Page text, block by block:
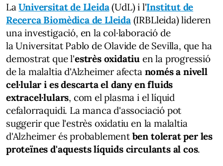
La Universitat de Lleida(UdL) i l'Institut de
Recerca Biomèdica de Lleida(IRBLleida) lideren
una investigació, en la col·laboració de
la Universitat Pablo de Olavide de Sevilla, que ha
demostrat que l'estrès oxidatiu en la progressió
de la malaltia d'Alzheimer afecta només a nivell
cel·lular i es descarta el dany en fluids
extracel·lulars, com el plasma i el líquid
cefalorraquidi. La manca d'associació pot
suggerir que l'estrès oxidatiu en la malaltia
d'Alzheimer és probablement ben tolerat per les
proteïnes d'aquests líquids circulants al cos.